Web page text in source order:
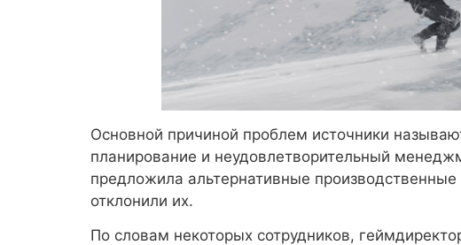
Основной причиной проблем источники
планирование и неудовлетворительный
предложила альтернативные
отклонили их.
По словам некоторых сотрудников,